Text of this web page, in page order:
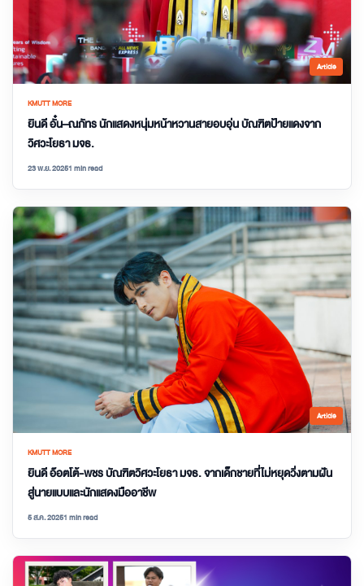
Article
KMUTT MORE
ยินดี อั๋น–ณภัทร นักแสดงหนุ่มหน้าหวานสายอบอุ่น บัณฑิตป้ายแดงจาก
วิศวะโยธา มจธ.
23 พ.ย. 20251 min read
Article
KMUTT MORE
ยินดี อ๊อตโต้-พชร บัณฑิตวิศวะโยธา มจธ. จากเด็กชายที่ไม่หยุดวิ่งตามฝัน
สู่นายแบบและนักแสดงมืออาชีพ
5 ส.ค. 20251 min read